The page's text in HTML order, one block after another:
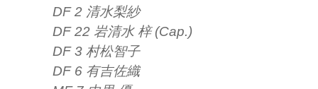
DF 2 清水梨紗
DF 22 岩清水 梓 (Cap.)
DF 3 村松智子
DF 6 有吉佐織